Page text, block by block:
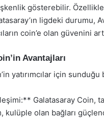
gösterebilir.
ligdeki durumu,
coin’e olan güvenini
Avantajları
yatırımcılar için sunduğu
Galatasaray Coin,
kulüple olan bağları